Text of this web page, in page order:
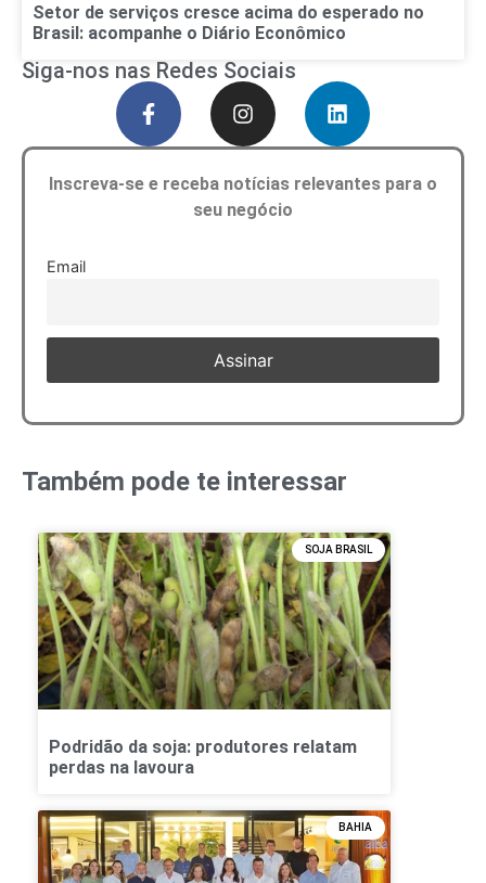
Setor de serviços cresce acima do esperado no
Brasil: acompanhe o Diário Econômico
Siga-nos nas Redes Sociais
Inscreva-se e receba notícias relevantes para o
seu negócio
Email
Também pode te interessar
SOJA BRASIL
Podridão da soja: produtores relatam
perdas na lavoura
BAHIA